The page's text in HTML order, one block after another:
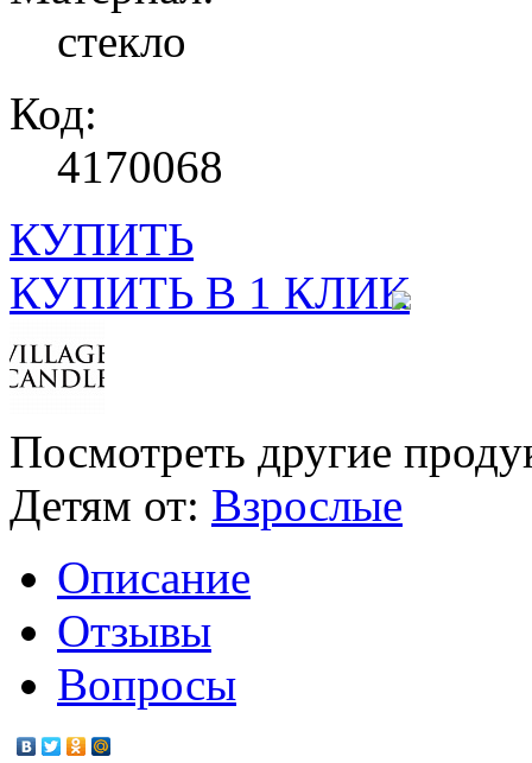
стекло
Код:
4170068
КУПИТЬ
КУПИТЬ В 1 КЛИК
Посмотреть другие
Детям от: Взрослые
Описание
Отзывы
Вопросы